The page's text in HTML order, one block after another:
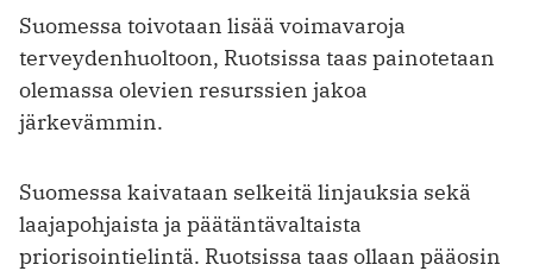
Suomessa toivotaan lisää voimavaroja
terveydenhuoltoon, Ruotsissa taas painotetaan
olemassa olevien resurs­sien ­jakoa
järkevämmin.
Suomessa kaivataan selkeitä linjauksia sekä
laajapohjaista ja päätäntäval­taista
priorisointielintä. Ruotsissa taas ­ollaan pääosin